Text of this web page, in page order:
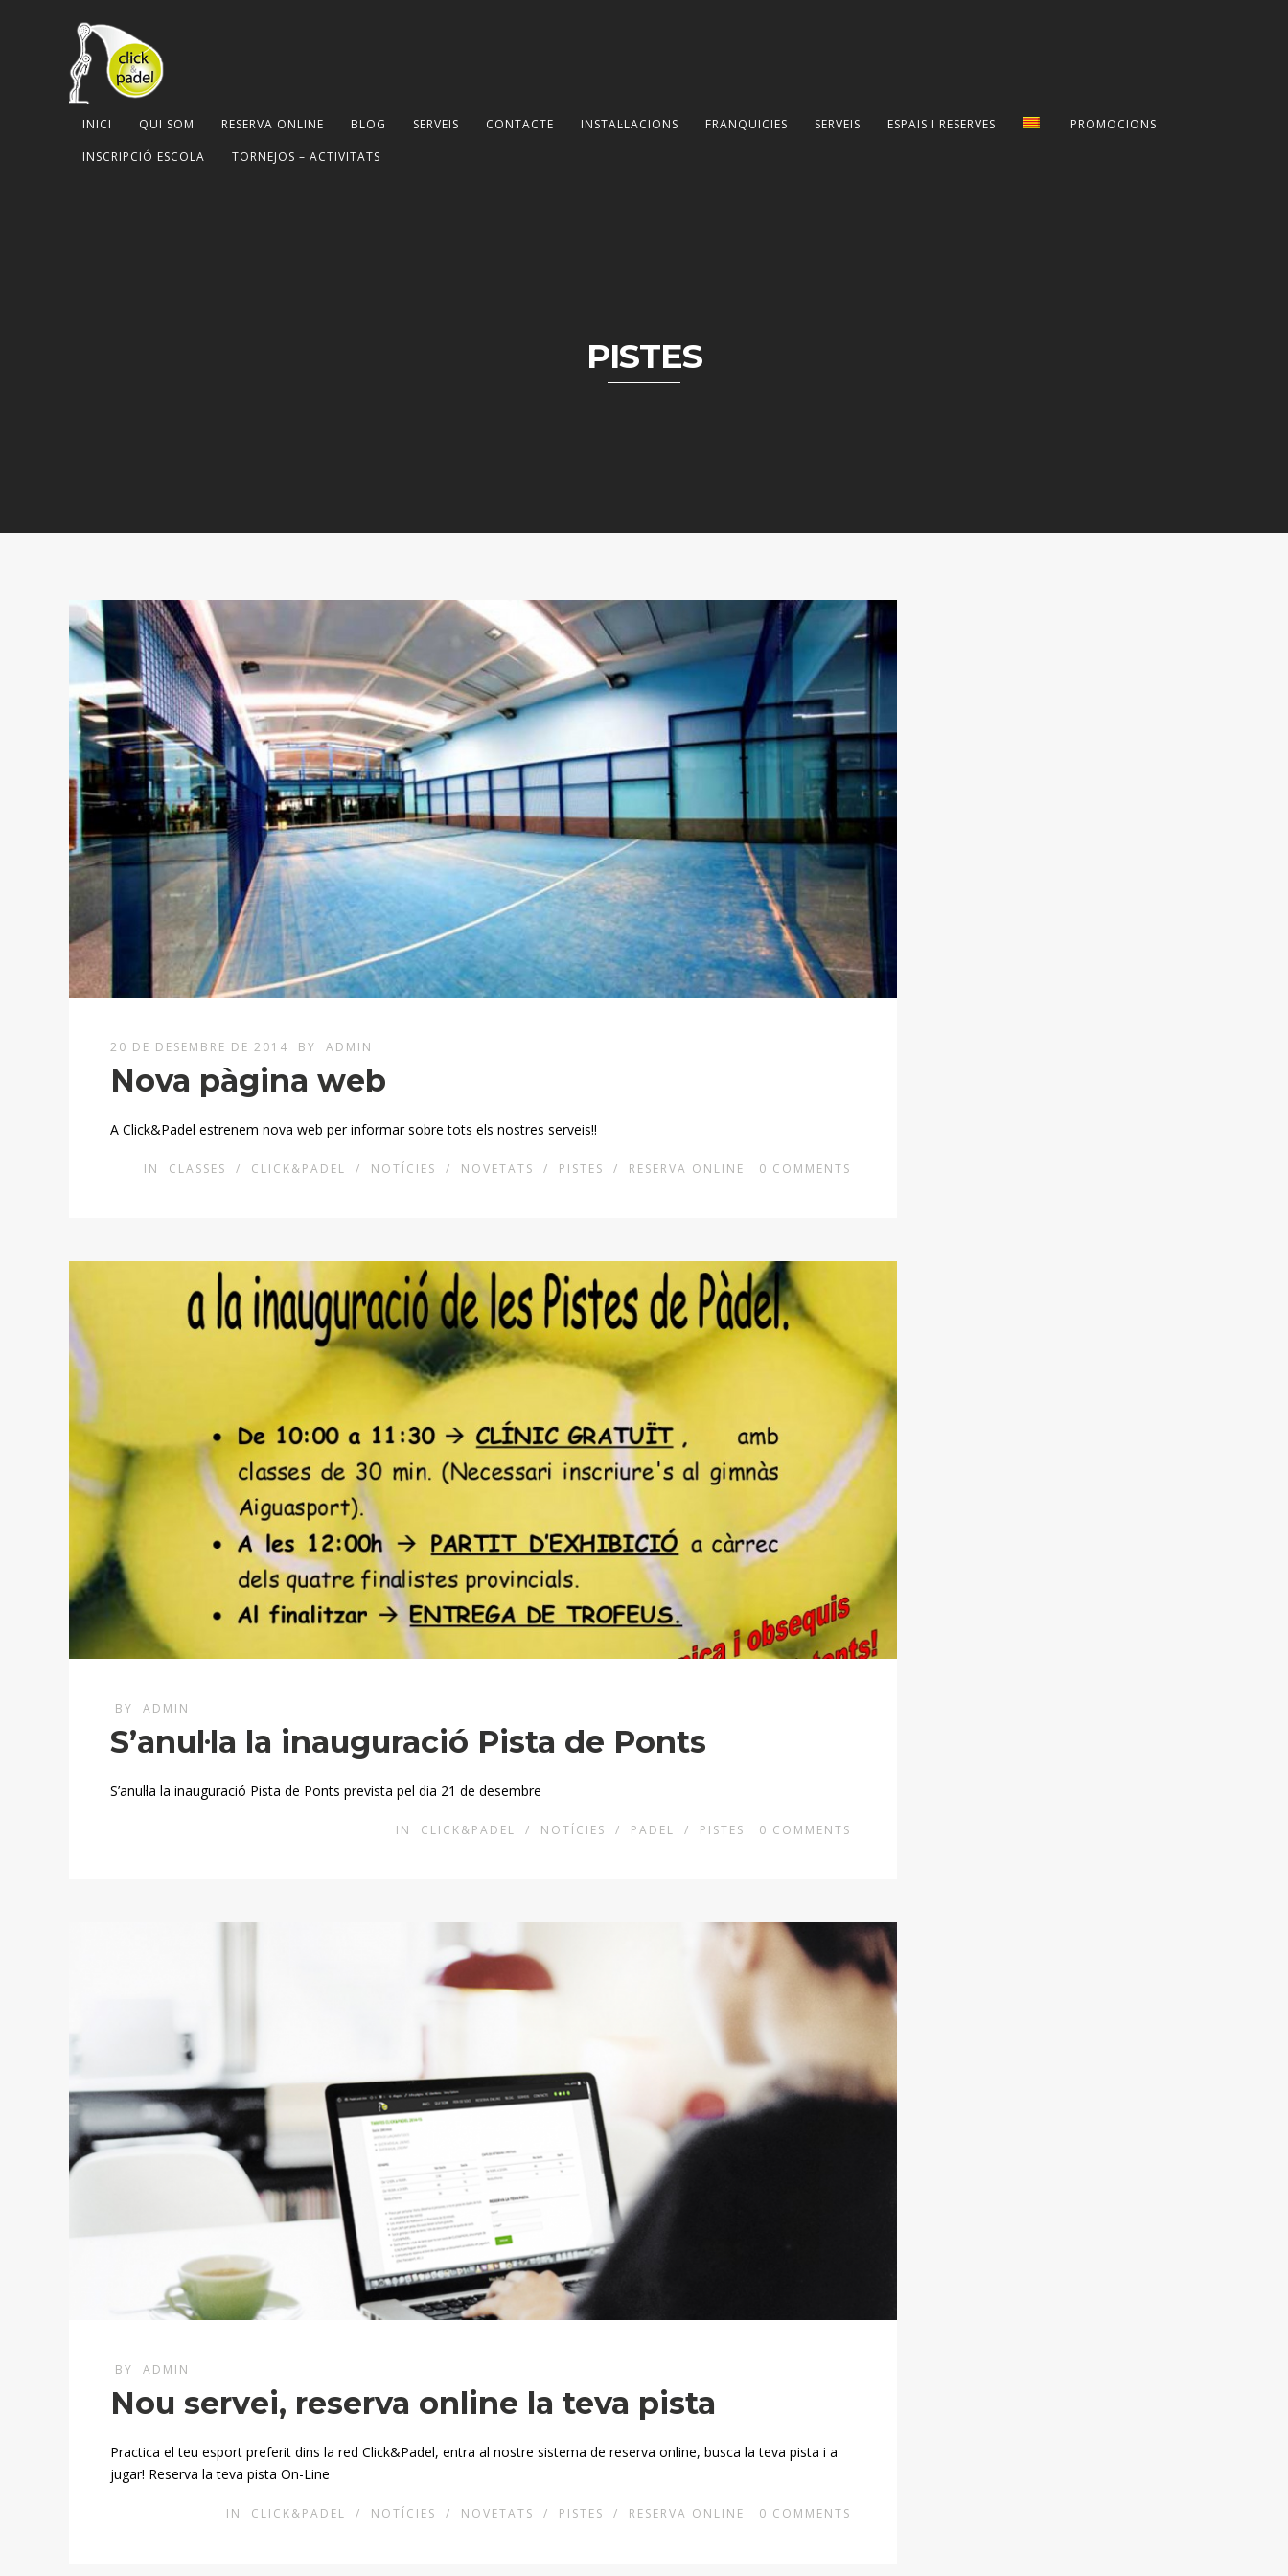
INICI QUI SOM RESERVA ONLINE BLOG SERVEIS CONTACTE INSTAL·LACIONS FRANQUICIES SERVEIS ESPAIS I RESERVES
PROMOCIONS
INSCRIPCIÓ ESCOLA
TORNEJOS – ACTIVITATS
PISTES
20 DE DESEMBRE DE 2014 BY ADMIN
Nova pàgina web
A Click&Padel estrenem nova web per informar sobre tots els nostres serveis!!
IN CLASSES / CLICK&PADEL / NOTÍCIES / NOVETATS / PISTES / RESERVA ONLINE 0 COMMENTS
BY ADMIN
S’anul·la la inauguració Pista de Ponts
S’anul·la la inauguració Pista de Ponts prevista pel dia 21 de desembre
IN CLICK&PADEL / NOTÍCIES / PADEL / PISTES 0 COMMENTS
BY ADMIN
Nou servei, reserva online la teva pista
Practica el teu esport preferit dins la red Click&Padel, entra al nostre sistema de reserva online, busca la teva pista i a
jugar! Reserva la teva pista On-Line
IN CLICK&PADEL / NOTÍCIES / NOVETATS / PISTES / RESERVA ONLINE 0 COMMENTS